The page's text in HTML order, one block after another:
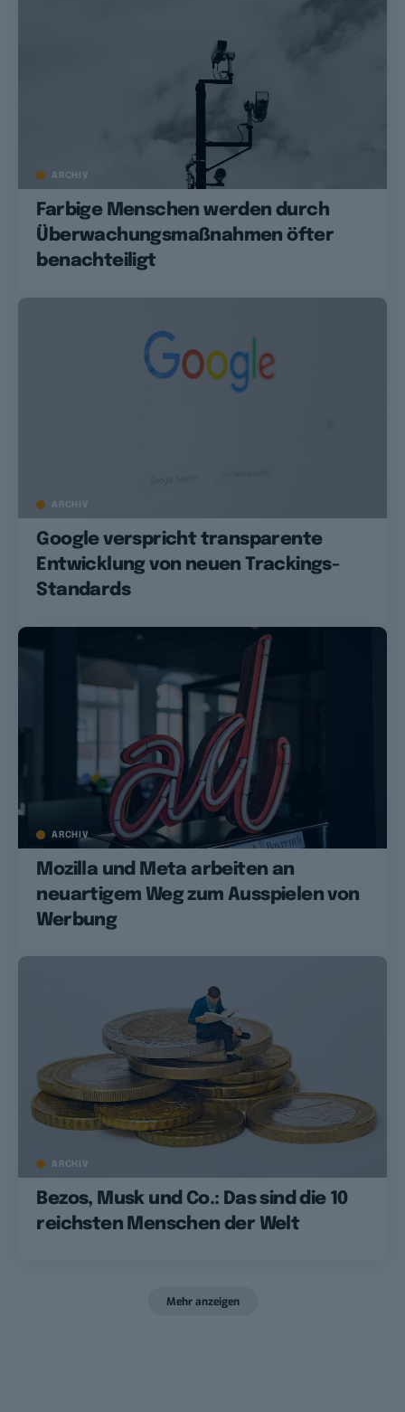
ARCHIV
Farbige Menschen werden durch
Überwachungsmaßnahmen öfter
benachteiligt
ARCHIV
Google verspricht transparente
Entwicklung von neuen Trackings-
Standards
ARCHIV
Mozilla und Meta arbeiten an
neuartigem Weg zum Ausspielen von
Werbung
ARCHIV
Bezos, Musk und Co.: Das sind die 10
reichsten Menschen der Welt
Mehr anzeigen